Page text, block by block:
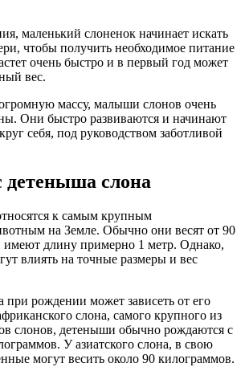
маленький слоненок начинает искать
чтобы получить необходимое питание
очень быстро и в первый год может
вес.
массу, малыши слонов очень
Они быстро развиваются и начинают
себя, под руководством заботливой
детеныша слона
к самым крупным
на Земле. Обычно они весят от 90
имеют длину примерно 1 метр. Однако,
влиять на точные размеры и вес
при рождении может зависеть от его
слона, самого крупного из
слонов, детеныши обычно рождаются с
У азиатского слона, в свою
могут весить около 90 килограммов.